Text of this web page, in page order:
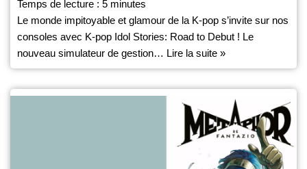
Temps de lecture : 5 minutes
Le monde impitoyable et glamour de la K-pop s’invite sur nos
consoles avec K-pop Idol Stories: Road to Debut ! Le
nouveau simulateur de gestion… Lire la suite »